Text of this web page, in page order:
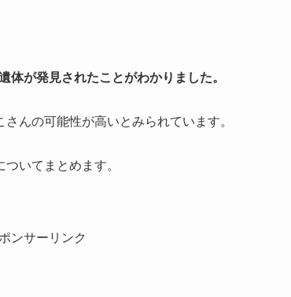
が発見されたことがわかりました。
んの可能性が高いとみられています。
いてまとめます。
ンサーリンク